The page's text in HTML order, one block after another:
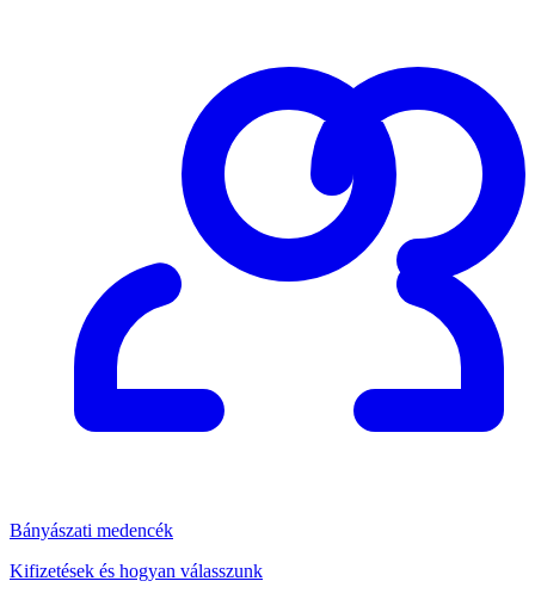
Bányászati medencék
Kifizetések és hogyan válasszunk